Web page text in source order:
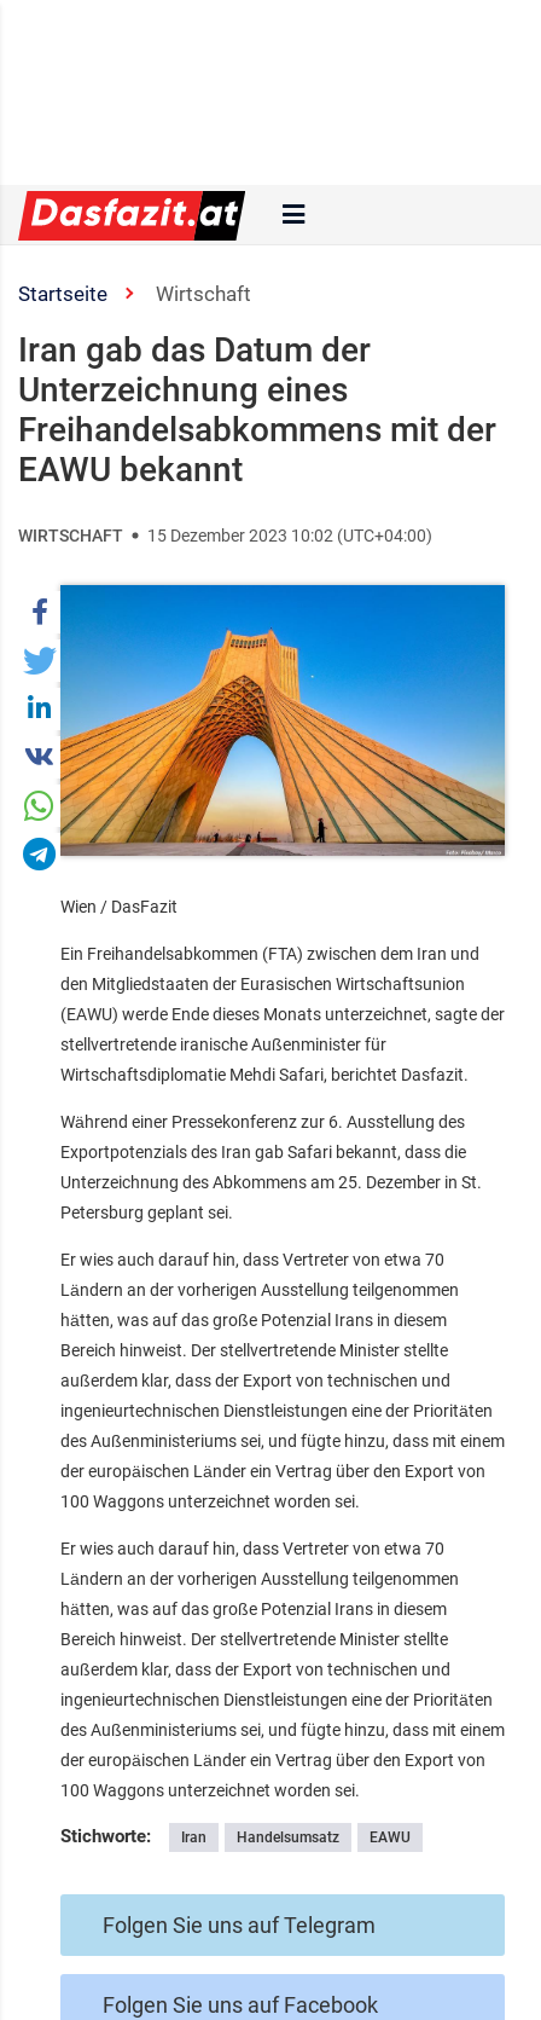
Startseite Wirtschaft
Iran gab das Datum der
Unterzeichnung eines
Freihandelsabkommens mit der
EAWU bekannt
WIRTSCHAFT 15 Dezember 2023 10:02 (UTC+04:00)
Wien / DasFazit
Ein Freihandelsabkommen (FTA) zwischen dem Iran und
den Mitgliedstaaten der Eurasischen Wirtschaftsunion
(EAWU) werde Ende dieses Monats unterzeichnet, sagte der
stellvertretende iranische Außenminister für
Wirtschaftsdiplomatie Mehdi Safari, berichtet Dasfazit.
Während einer Pressekonferenz zur 6. Ausstellung des
Exportpotenzials des Iran gab Safari bekannt, dass die
Unterzeichnung des Abkommens am 25. Dezember in St.
Petersburg geplant sei.
Er wies auch darauf hin, dass Vertreter von etwa 70
Ländern an der vorherigen Ausstellung teilgenommen
hätten, was auf das große Potenzial Irans in diesem
Bereich hinweist. Der stellvertretende Minister stellte
außerdem klar, dass der Export von technischen und
ingenieurtechnischen Dienstleistungen eine der Prioritäten
des Außenministeriums sei, und fügte hinzu, dass mit einem
der europäischen Länder ein Vertrag über den Export von
100 Waggons unterzeichnet worden sei.
Er wies auch darauf hin, dass Vertreter von etwa 70
Ländern an der vorherigen Ausstellung teilgenommen
hätten, was auf das große Potenzial Irans in diesem
Bereich hinweist. Der stellvertretende Minister stellte
außerdem klar, dass der Export von technischen und
ingenieurtechnischen Dienstleistungen eine der Prioritäten
des Außenministeriums sei, und fügte hinzu, dass mit einem
der europäischen Länder ein Vertrag über den Export von
100 Waggons unterzeichnet worden sei.
Stichworte: Iran Handelsumsatz EAWU
Folgen Sie uns auf Telegram
Folgen Sie uns auf Facebook